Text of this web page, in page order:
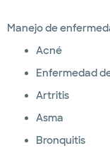
Manejo de
Acné
Enfermedad
Artritis
Asma
Bronquitis